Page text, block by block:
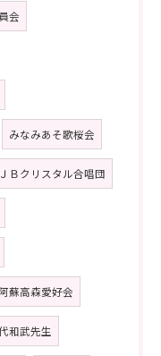
会
みなみあそ歌桜会
ＪＢクリスタル合唱団
蘇高森愛好会
和武先生